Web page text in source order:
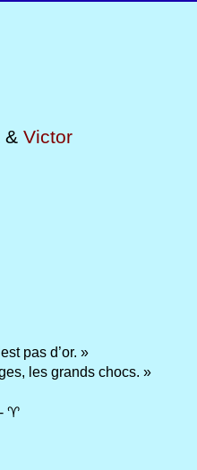
& Victor
pas d’or. »
les grands chocs. »
♈